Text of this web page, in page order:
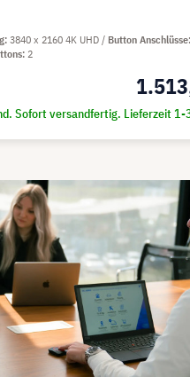
Sofort versandfertig. Lieferzeit 1-
3840 x 2160 4K UHD Button Anschlüsse
2